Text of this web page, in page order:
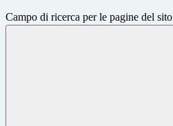
Campo di ricerca per le pagine del sito